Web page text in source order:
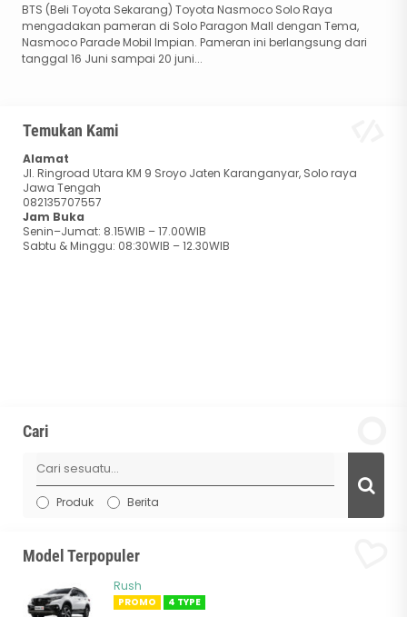
BTS (Beli Toyota Sekarang) Toyota Nasmoco Solo Raya
mengadakan pameran di Solo Paragon Mall dengan Tema,
Nasmoco Parade Mobil Impian. Pameran ini berlangsung dari
tanggal 16 Juni sampai 20 juni...
Temukan Kami
Alamat
Jl. Ringroad Utara KM 9 Sroyo Jaten Karanganyar, Solo raya
Jawa Tengah
082135707557
Jam Buka
Senin–Jumat: 8.15WIB – 17.00WIB
Sabtu & Minggu: 08:30WIB – 12.30WIB
Cari
Produk Berita
Model Terpopuler
Rush
PROMO 4 TYPE